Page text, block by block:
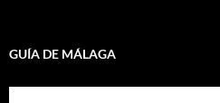
GUÍA DE MÁLAGA